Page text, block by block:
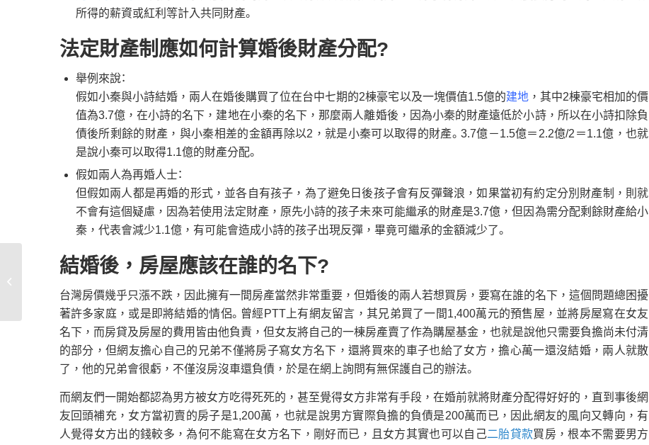
所得的薪資或紅利等計入共同財產。
法定財產制應如何計算婚後財產分配?
舉例來說：
假如小秦與小詩結婚，兩人在婚後購買了位在台中七期的2棟豪宅以及一塊價值1.5億的建地，其中2棟豪宅相加的價
值為3.7億，在小詩的名下，建地在小秦的名下，那麼兩人離婚後，因為小秦的財產遠低於小詩，所以在小詩扣除負
債後所剩餘的財產，與小秦相差的金額再除以2，就是小秦可以取得的財產。3.7億－1.5億＝2.2億/2＝1.1億，也就
是說小秦可以取得1.1億的財產分配。
假如兩人為再婚人士：
但假如兩人都是再婚的形式，並各自有孩子，為了避免日後孩子會有反彈聲浪，如果當初有約定分別財產制，則就
不會有這個疑慮，因為若使用法定財產，原先小詩的孩子未來可能繼承的財產是3.7億，但因為需分配剩餘財產給小
秦，代表會減少1.1億，有可能會造成小詩的孩子出現反彈，畢竟可繼承的金額減少了。
結婚後，房屋應該在誰的名下?
台灣房價幾乎只漲不跌，因此擁有一間房產當然非常重要，但婚後的兩人若想買房，要寫在誰的名下，這個問題總困擾
著許多家庭，或是即將結婚的情侶。曾經PTT上有網友留言，其兄弟買了一間1,400萬元的預售屋，並將房屋寫在女友
名下，而房貸及房屋的費用皆由他負責，但女友將自己的一棟房產賣了作為購屋基金，也就是說他只需要負擔尚未付清
的部分，但網友擔心自己的兄弟不僅將房子寫女方名下，還將買來的車子也給了女方，擔心萬一還沒結婚，兩人就散
了，他的兄弟會很虧，不僅沒房沒車還負債，於是在網上詢問有無保護自己的辦法。
而網友們一開始都認為男方被女方吃得死死的，甚至覺得女方非常有手段，在婚前就將財產分配得好好的，直到事後網
友回頭補充，女方當初賣的房子是1,200萬，也就是說男方實際負擔的負債是200萬而已，因此網友的風向又轉向，有
人覺得女方出的錢較多，為何不能寫在女方名下，剛好而已，且女方其實也可以自己二胎貸款買房，根本不需要男方
銀行二胎房貸利率比較
牢? 想解套...